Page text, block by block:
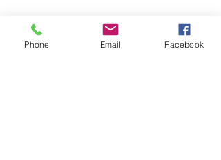
Phone Email Facebook